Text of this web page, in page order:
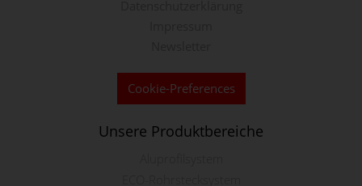
Cookie-Preferences
Unsere Produktbereiche